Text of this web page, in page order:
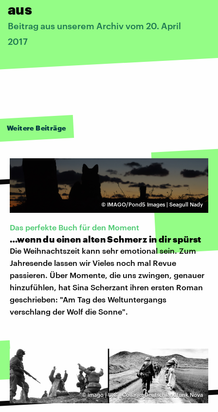
aus
Beitrag aus unserem Archiv vom 20. April
2017
Weitere Beiträge
© IMAGO/Pond5 Images | Seagull Nady
Das perfekte Buch für den Moment
…wenn du einen alten Schmerz in dir spürst
Die Weihnachtszeit kann sehr emotional sein. Zum
Jahresende lassen wir Vieles noch mal Revue
passieren. Über Momente, die uns zwingen, genauer
hinzufühlen, hat Sina Scherzant ihren ersten Roman
geschrieben: "Am Tag des Weltuntergangs
verschlang der Wolf die Sonne".
©imago | UIG | Collage: Deutschlandfunk Nova